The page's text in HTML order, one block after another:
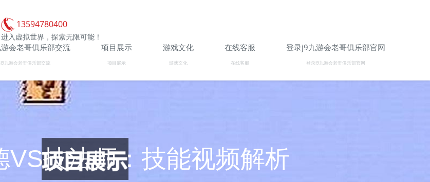
13594780400
进入虚拟世界，探索无限可能！
会老哥俱乐部交流
九游会老哥俱乐部交流
项目展示
项目展示
游戏文化
游戏文化
在线客服
在线客服
登录j9九游会老哥俱乐部官网
登录J9九游会老哥俱乐部官网
VS技法师：技能视频解析